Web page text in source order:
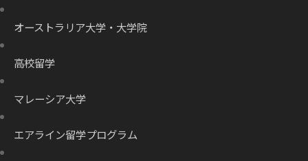
オーストラリア大学・大学院
高校留学
マレーシア大学
エアライン留学プログラム